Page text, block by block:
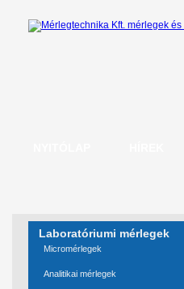
Laboratóriumi mérlegek
Micromérlegek
Analitikai mérlegek